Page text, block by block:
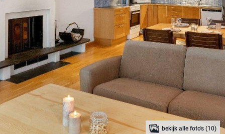
bekijk alle foto's (10)